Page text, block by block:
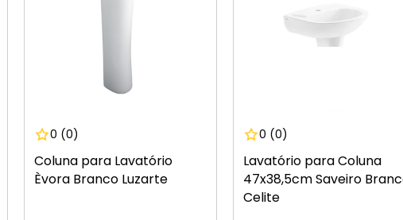
0 (0)
Coluna para Lavatório
Èvora Branco Luzarte
0 (0)
Lavatório para Coluna
47x38,5cm Saveiro
Celite